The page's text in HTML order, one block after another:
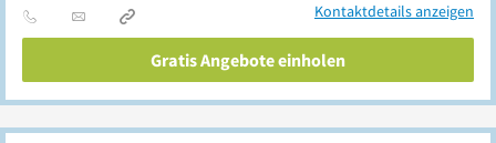
Kontaktdetails anzeigen
Gratis Angebote einholen